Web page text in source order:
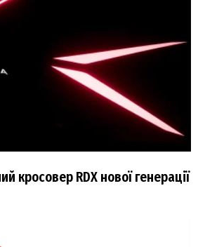
кросовер RDX нової генерації